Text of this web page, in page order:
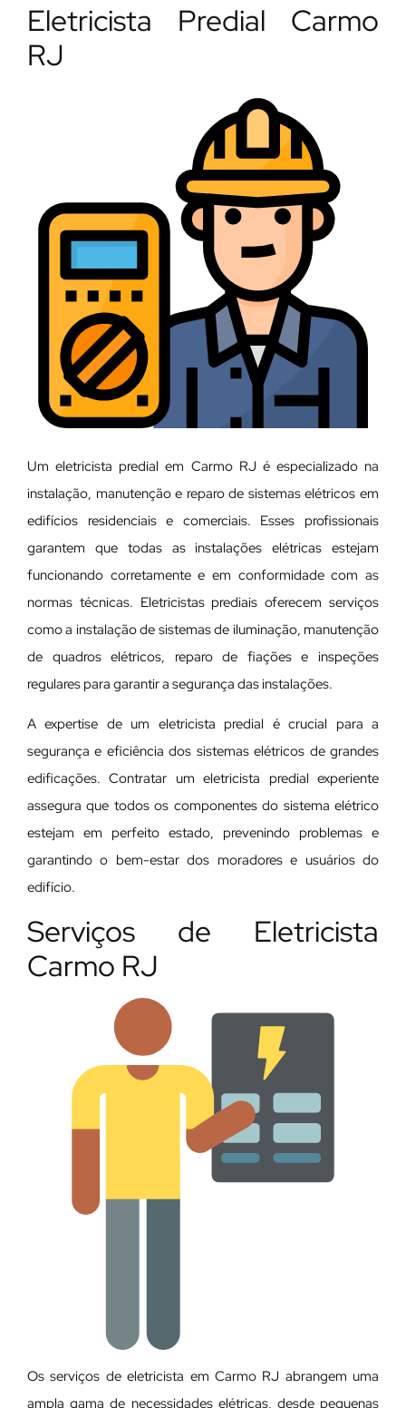
Eletricista Predial Carmo
RJ
Um eletricista predial em Carmo RJ é especializado na
instalação, manutenção e reparo de sistemas elétricos em
edifícios residenciais e comerciais. Esses profissionais
garantem que todas as instalações elétricas estejam
funcionando corretamente e em conformidade com as
normas técnicas. Eletricistas prediais oferecem serviços
como a instalação de sistemas de iluminação, manutenção
de quadros elétricos, reparo de fiações e inspeções
regulares para garantir a segurança das instalações.
A expertise de um eletricista predial é crucial para a
segurança e eficiência dos sistemas elétricos de grandes
edificações. Contratar um eletricista predial experiente
assegura que todos os componentes do sistema elétrico
estejam em perfeito estado, prevenindo problemas e
garantindo o bem-estar dos moradores e usuários do
edifício.
Serviços de Eletricista
Carmo RJ
Os serviços de eletricista em Carmo RJ abrangem uma
ampla gama de necessidades elétricas, desde pequenas